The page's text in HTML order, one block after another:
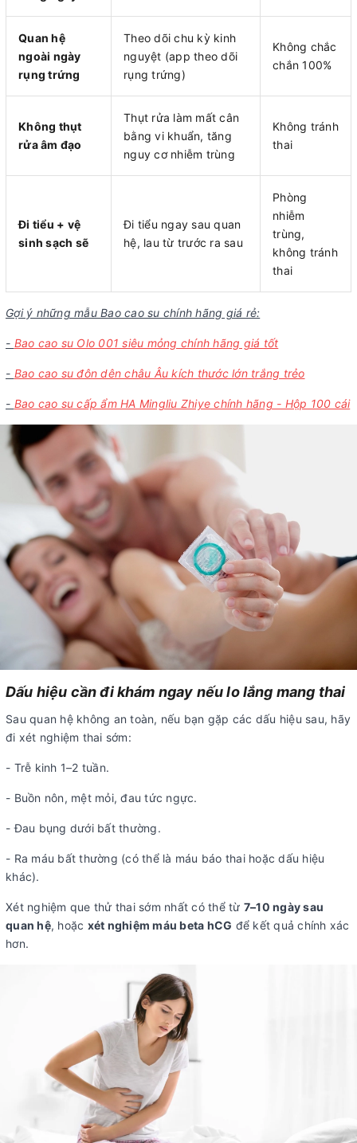
Quan hệ
ngoài ngày
rụng trứng
Theo dõi chu kỳ kinh
nguyệt (app theo dõi
rụng trứng)
Không chắc
chắn 100%
Không thụt
rửa âm đạo
Thụt rửa làm mất cân
bằng vi khuẩn, tăng
nguy cơ nhiễm trùng
Không tránh
thai
Đi tiểu + vệ
sinh sạch sẽ
Đi tiểu ngay sau quan
hệ, lau từ trước ra sau
Phòng
nhiễm
trùng,
không tránh
thai
Gợi ý những mẫu Bao cao su chính hãng giá rẻ:
- Bao cao su Olo 001 siêu mỏng chính hãng giá tốt
- Bao cao su đôn dên châu Âu kích thước lớn trắng trẻo
- Bao cao su cấp ẩm HA Mingliu Zhiye chính hãng - Hộp 100 cái
Dấu hiệu cần đi khám ngay nếu lo lắng mang thai
Sau quan hệ không an toàn, nếu bạn gặp các dấu hiệu sau, hãy
đi xét nghiệm thai sớm:
- Trễ kinh 1–2 tuần.
- Buồn nôn, mệt mỏi, đau tức ngực.
- Đau bụng dưới bất thường.
- Ra máu bất thường (có thể là máu báo thai hoặc dấu hiệu
khác).
Xét nghiệm que thử thai sớm nhất có thể từ 7–10 ngày sau
quan hệ, hoặc xét nghiệm máu beta hCG để kết quả chính xác
hơn.